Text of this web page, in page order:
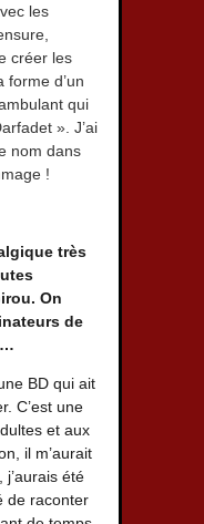
les
créer les
forme d’un
qui
». J’ai
nom dans
!
très
On
de
…
BD qui ait
C’est une
et aux
il m’aurait
j’aurais été
de raconter